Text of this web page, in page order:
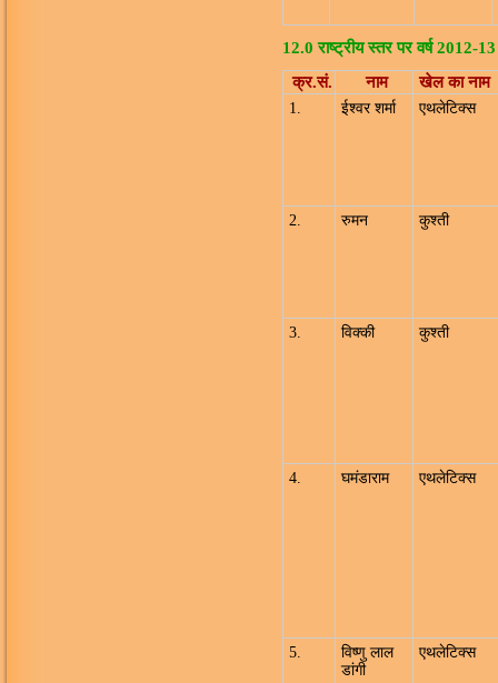
12.0 राष्ट्रीय स्तर पर वर्ष 2012-
क्र.सं.
नाम खेल का नाम
1. ईश्वर शर्मा एथलेटिक्स
2. रुमन कुश्ती
3. विक्की कुश्ती
4. घमंडाराम एथलेटिक्स
5.
विष्णु लाल
डांगी
एथलेटिक्स